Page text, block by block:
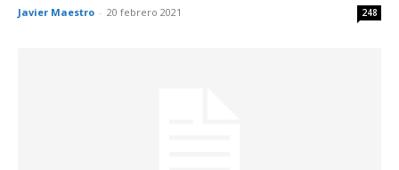
Javier Maestro - 20 febrero 2021 248